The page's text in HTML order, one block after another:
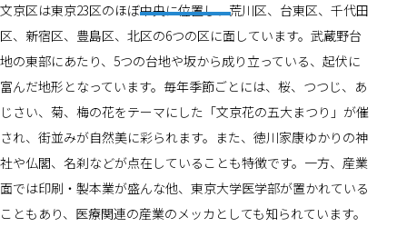
文京区は東京23区のほぼ中央に位置し、荒川区、台東区、千代田
区、新宿区、豊島区、北区の6つの区に面しています。武蔵野台
地の東部にあたり、5つの台地や坂から成り立っている、起伏に
富んだ地形となっています。毎年季節ごとには、桜、つつじ、あ
じさい、菊、梅の花をテーマにした「文京花の五大まつり」が催
され、街並みが自然美に彩られます。また、徳川家康ゆかりの神
社や仏閣、名刹などが点在していることも特徴です。一方、産業
面では印刷・製本業が盛んな他、東京大学医学部が置かれている
こともあり、医療関連の産業のメッカとしても知られています。